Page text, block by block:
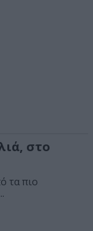
στο
τα πιο